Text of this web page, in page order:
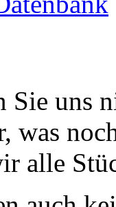
Sie uns
was
alle